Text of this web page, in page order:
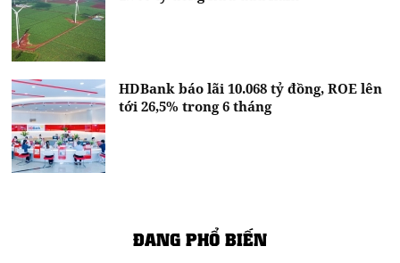
HDBank báo lãi 10.068 tỷ đồng, ROE lên
tới 26,5% trong 6 tháng
ĐANG PHỔ BIẾN